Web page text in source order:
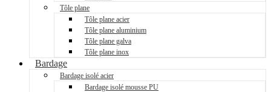
Tôle plane
Tôle plane acier
Tôle plane aluminium
Tôle plane galva
Tôle plane inox
Bardage
Bardage isolé acier
Bardage isolé mousse PU